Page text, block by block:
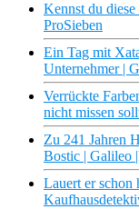
Kennst du
ProSieben
Ein Tag mit
Unternehmer |
Verrückte
nicht missen
Zu 241 Jahren
Bostic | Galileo
Lauert er schon